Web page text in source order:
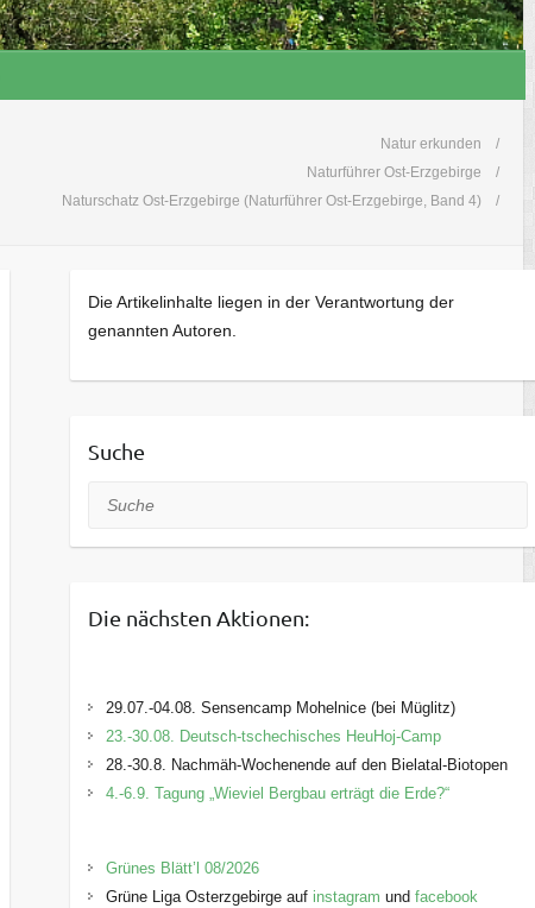
Natur erkunden
Naturführer Ost-Erzgebirge
Naturschatz Ost-Erzgebirge (Naturführer Ost-Erzgebirge, Band 4)
Die Artikelinhalte liegen in der Verantwortung der
genannten Autoren.
Suche
Suche
Die nächsten Aktionen:
29.07.-04.08. Sensencamp Mohelnice (bei Müglitz)
23.-30.08. Deutsch-tschechisches HeuHoj-Camp
28.-30.8. Nachmäh-Wochenende auf den Bielatal-Biotopen
4.-6.9. Tagung „Wieviel Bergbau erträgt die Erde?“
Grünes Blätt’l 08/2026
Grüne Liga Osterzgebirge auf instagram und facebook